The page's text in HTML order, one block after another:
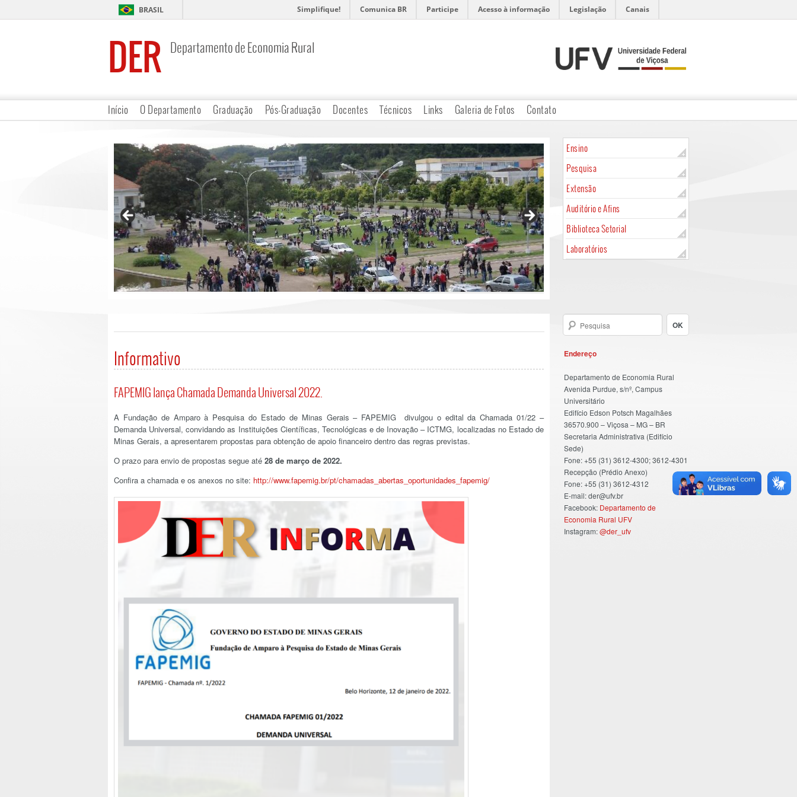
BRASIL Simplifique! Comunica BR Participe Acesso à informação Legislação Canais
DER Departamento de Economia Rural
Início O Departamento Graduação Pós-Graduação Docentes Técnicos Links Galeria de Fotos Contato
Ensino
Pesquisa
Extensão
Auditório e Afins
Biblioteca Setorial
Laboratórios
Endereço
Departamento de Economia Rural
Avenida Purdue, s/nº, Campus
Universitário
Edifício Edson Potsch Magalhães
36570.900 – Viçosa – MG – BR
Secretaria Administrativa (Edifício
Sede)
Fone: +55 (31) 3612-4300; 3612-4301
Recepção (Prédio Anexo)
Fone: +55 (31) 3612-4312
E-mail: der@ufv.br
Facebook: Departamento de
Economia Rural UFV
Instagram:@der_ufv
Informativo
FAPEMIG lança Chamada Demanda Universal 2022.
A Fundação de Amparo à Pesquisa do Estado de Minas Gerais – FAPEMIG divulgou o edital da Chamada 01/22 –
Demanda Universal, convidando as Instituições Científicas, Tecnológicas e de Inovação – ICTMG, localizadas no Estado de
Minas Gerais, a apresentarem propostas para obtenção de apoio financeiro dentro das regras previstas.
O prazo para envio de propostas segue até 28 de março de 2022.
Confira a chamada e os anexos no site: http://www.fapemig.br/pt/chamadas_abertas_oportunidades_fapemig/